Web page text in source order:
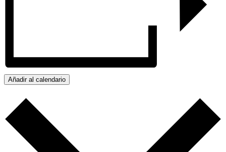
Añadir al calendario